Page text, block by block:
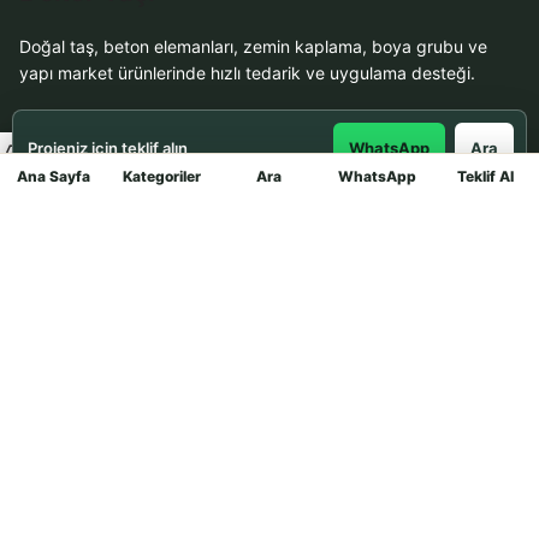
Ana Sayfa Kategoriler Ara WhatsApp Teklif Al
Doğal taş, beton elemanları, zemin kaplama, boya grubu ve
yapı market ürünlerinde hızlı tedarik ve uygulama desteği.
Ürün Grupları
Projeniz için teklif alın WhatsApp Ara